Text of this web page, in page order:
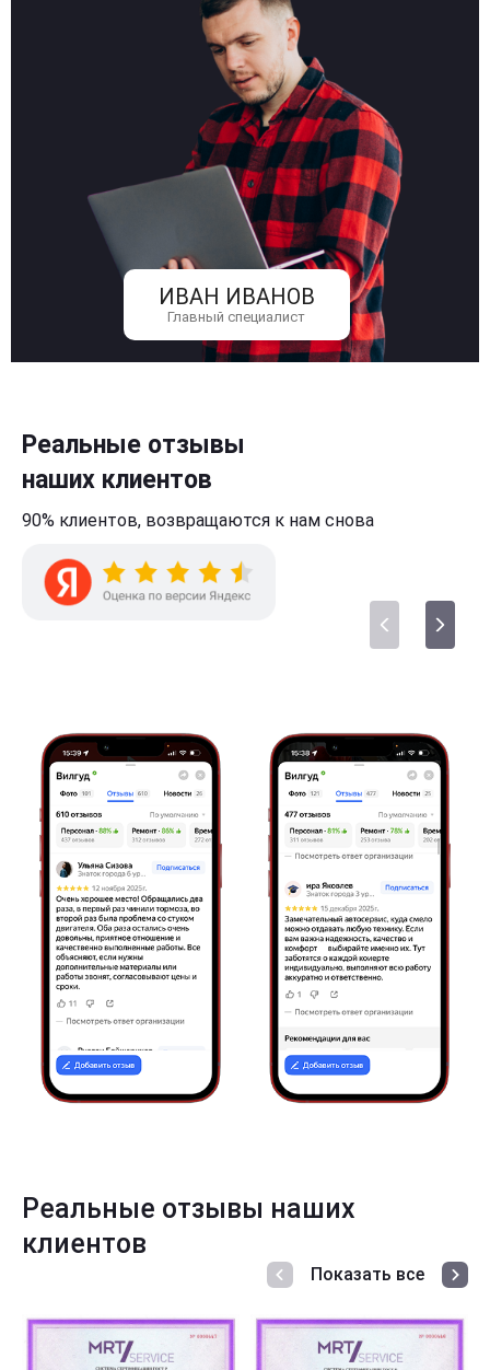
ИВАН ИВАНОВ
Главный специалист
Реальные отзывы
наших клиентов
90% клиентов, возвращаются к нам снова
Реальные отзывы наших
клиентов
Показать все